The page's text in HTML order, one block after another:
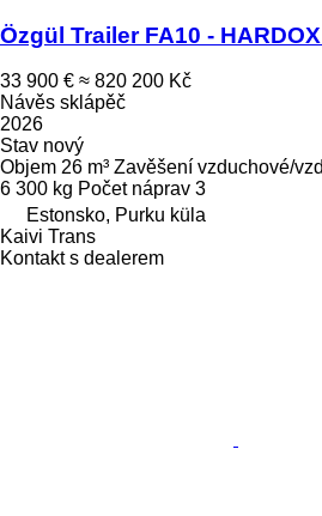
Özgül Trailer FA10 -
33 900 € ≈ 820 200 Kč
Návěs sklápěč
2026
Stav nový
Objem 26 m³ Zavěšení vzduchové/
6 300 kg Počet náprav 3
Estonsko, Purku küla
Kaivi Trans
Kontakt s dealerem